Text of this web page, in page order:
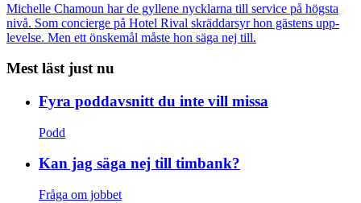
Michelle Chamoun har de gyllene nycklarna till service på högsta
nivå. Som concierge på Hotel Rival skräddarsyr hon gästens upp­
levelse. Men ett önskemål måste hon säga nej till.
Mest läst just nu
Fyra poddavsnitt du inte vill missa
Podd
Kan jag säga nej till timbank?
Fråga om jobbet